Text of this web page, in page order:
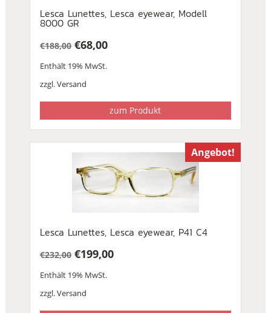
Lesca Lunettes, Lesca eyewear, Modell
8000 GR
€188,00
Preis
war:
€68,00
Preis
ist:
Enthält 19% MwSt.
zzgl.Versand
zum Produkt
Angebot!
Lesca Lunettes, Lesca eyewear, P41 C4
€232,00
Preis
war:
€199,00
Preis
ist:
Enthält 19% MwSt.
zzgl.Versand